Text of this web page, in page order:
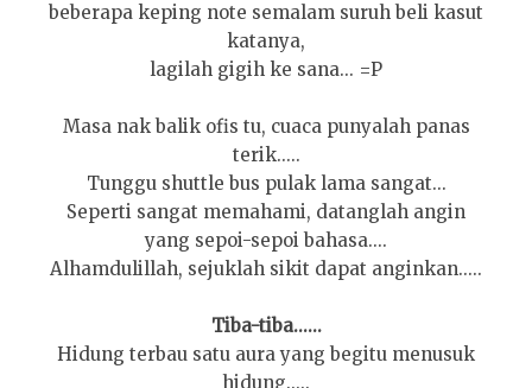
beberapa keping note semalam suruh beli kasut
katanya,
lagilah gigih ke sana... =P
Masa nak balik ofis tu, cuaca punyalah panas
terik.....
Tunggu shuttle bus pulak lama sangat...
Seperti sangat memahami, datanglah angin
yang sepoi-sepoi bahasa....
Alhamdulillah, sejuklah sikit dapat anginkan.....
Tiba-tiba......
Hidung terbau satu aura yang begitu menusuk
hidung.....